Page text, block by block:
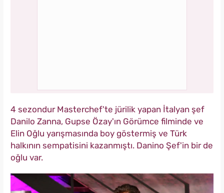
4 sezondur Masterchef'te jürilik yapan İtalyan şef
Danilo Zanna, Gupse Özay'ın Görümce filminde ve
Elin Oğlu yarışmasında boy göstermiş ve Türk
halkının sempatisini kazanmıştı. Danino Şef'in bir de
oğlu var.